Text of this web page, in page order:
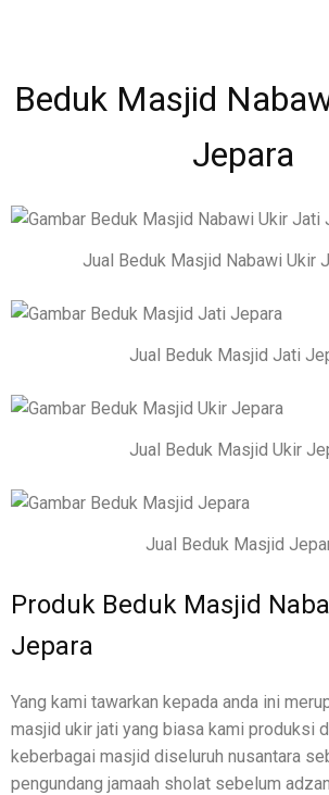
Beduk Masjid
Jepara
Jual Beduk Masjid Nabawi Ukir
Jual Beduk Masjid Jati
Jual Beduk Masjid Ukir
Jual Beduk Masjid
Produk Beduk Masjid
Jepara
Yang kami tawarkan kepada anda ini
masjid ukir jati yang biasa kami produksi
keberbagai masjid diseluruh nusantara
pengundang jamaah sholat sebelum